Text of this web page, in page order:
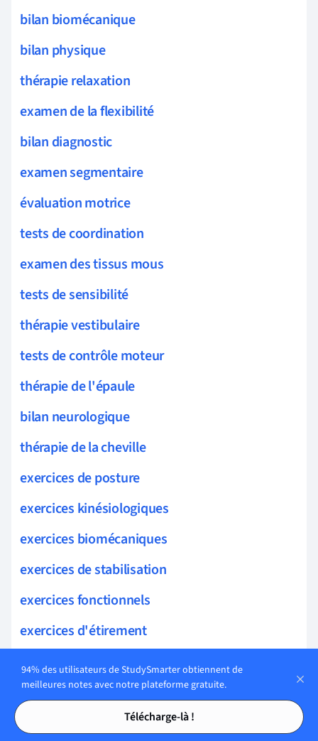
Tables des matières
Tables des matières
bilan biomécanique
bilan physique
thérapie relaxation
examen de la flexibilité
bilan diagnostic
examen segmentaire
évaluation motrice
tests de coordination
examen des tissus mous
tests de sensibilité
thérapie vestibulaire
tests de contrôle moteur
thérapie de l'épaule
bilan neurologique
thérapie de la cheville
exercices de posture
exercices kinésiologiques
exercices biomécaniques
exercices de stabilisation
exercices fonctionnels
exercices d'étirement
exercices de mobilisation
proprioception avancée
exercices de stabilisation dynamique
94% des utilisateurs de StudySmarter obtiennent de
meilleures notes avec notre plateforme gratuite.
Télécharge-là !